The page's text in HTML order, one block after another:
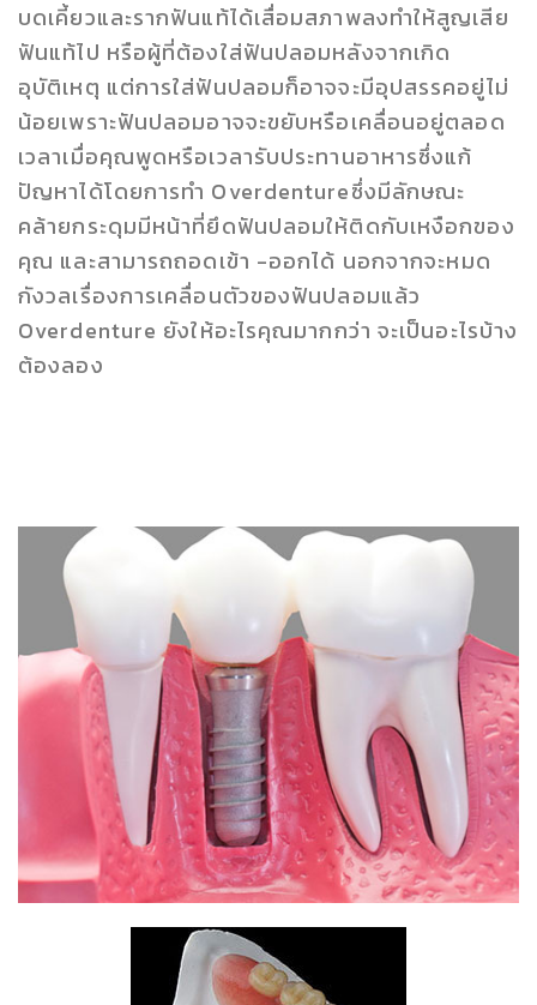
บดเคี้ยวและรากฟันแท้ได้เสื่อมสภาพลงทำให้สูญเสีย
ฟันแท้ไป หรือผู้ที่ต้องใส่ฟันปลอมหลังจากเกิด
อุบัติเหตุ แต่การใส่ฟันปลอมก็อาจจะมีอุปสรรคอยู่ไม่
น้อยเพราะฟันปลอมอาจจะขยับหรือเคลื่อนอยู่ตลอด
เวลาเมื่อคุณพูดหรือเวลารับประทานอาหารซึ่งแก้
ปัญหาได้โดยการทำ Overdentureซึ่งมีลักษณะ
คล้ายกระดุมมีหน้าที่ยึดฟันปลอมให้ติดกับเหงือกของ
คุณ และสามารถถอดเข้า -ออกได้ นอกจากจะหมด
กังวลเรื่องการเคลื่อนตัวของฟันปลอมแล้ว
Overdenture ยังให้อะไรคุณมากกว่า จะเป็นอะไรบ้าง
ต้องลอง